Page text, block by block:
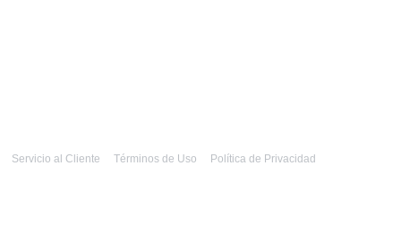
Servicio al Cliente Términos de Uso Política de Privacidad